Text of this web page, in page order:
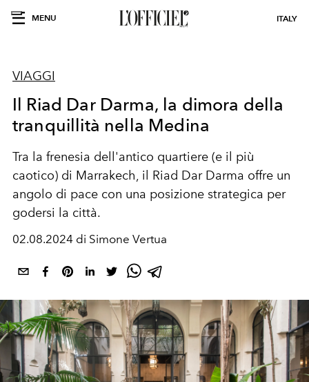
MENU ITALY
VIAGGI
Il Riad Dar Darma, la dimora della
tranquillità nella Medina
Tra la frenesia dell'antico quartiere (e il più
caotico) di Marrakech, il Riad Dar Darma offre un
angolo di pace con una posizione strategica per
godersi la città.
02.08.2024 di Simone Vertua